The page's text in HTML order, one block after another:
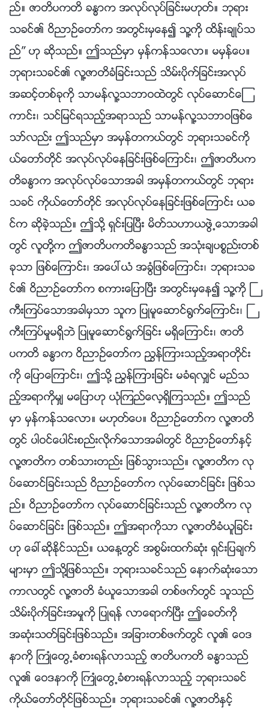
ည္။ ဇာတိပကတိ ခႏၶာက အလုပ္လုပ္ျခင္းမဟုတ္။ ဘုရား
သခင္၏ ဝိညာဥ္ေတာ္က အတြင္းမွေန၍ သူ႔ကို ထိန္းခ်ဳပ္သ
ည္” ဟု ဆိုသည္။ ဤသည္မွာ မွန္ကန္သေလာ။ မမွန္ေပ။
ဘုရားသခင္၏ လူ႔ဇာတိခံျခင္းသည္ သိမ္းပိုက္ျခင္းအလုပ္
အဆင့္တစ္ခုကို သာမန္လူ႔သဘာဝထဲတြင္ လုပ္ေဆာင္ေၾ
ကာင္း၊ သင္ျမင္ရသည့္အရာသည္ သာမန္လူ႔သဘာဝျဖစ္ေ
သာ္လည္း ဤသည္မွာ အမွန္တကယ္တြင္ ဘုရားသခင္ကို
ယ္ေတာ္တိုင္ အလုပ္လုပ္ေနျခင္းျဖစ္ေၾကာင္း၊ ဤဇာတိပက
တိခႏၶာက အလုပ္လုပ္ေသာအခါ အမွန္တကယ္တြင္ ဘုရား
သခင္ ကိုယ္ေတာ္တိုင္ အလုပ္လုပ္ေနျခင္းျဖစ္ေၾကာင္း ယခ
င္က ဆိုခဲ့သည္။ ဤသို႔ ရွင္းျပၿပီး မိတ္သဟာယဖြဲ႕ေသာအခါ
တြင္ လူတို႔က ဤဇာတိပကတိခႏၶာသည္ အသုံးခ်ပစၥည္းတစ္
ခုသာ ျဖစ္ေၾကာင္း၊ အေပၚယံ အခြံျဖစ္ေၾကာင္း၊ ဘုရားသခ
င္၏ ဝိညာဥ္ေတာ္က စကားေျပာၿပီး အတြင္းမွေန၍ သူ႔ကို ႀ
ကီးၾကပ္ေသာအခါမွသာ သူက ျပဳမူေဆာင္႐ြက္ေၾကာင္း၊ ႀ
ကီးၾကပ္မႈမရွိဘဲ ျပဳမူေဆာင္႐ြက္ျခင္း မရွိေၾကာင္း၊ ဇာတိ
ပကတိ ခႏၶာက ဝိညာဥ္ေတာ္က ၫႊန္ၾကားသည့္အရာတိုင္း
ကို ေျပာေၾကာင္း၊ ဤသို႔ ၫႊန္ၾကားျခင္း မခံရလွ်င္ မည္သ
ည့္အရာကိုမွ် မေျပာဟု ယုံၾကည္ေလ့ရွိၾကသည္။ ဤသည္
မွာ မွန္ကန္သေလာ။ မဟုတ္ေပ။ ဝိညာဥ္ေတာ္က လူ႔ဇာတိ
တြင္ ပါဝင္ေပါင္းစည္းလိုက္ေသာအခါတြင္ ဝိညာဥ္ေတာ္ႏွင့္
လူ႔ဇာတိက တစ္သားတည္း ျဖစ္သြားသည္။ လူ႔ဇာတိက လု
ပ္ေဆာင္ျခင္းသည္ ဝိညာဥ္ေတာ္က လုပ္ေဆာင္ျခင္း ျဖစ္သ
ည္။ ဝိညာဥ္ေတာ္က လုပ္ေဆာင္ျခင္းသည္ လူ႔ဇာတိက လု
ပ္ေဆာင္ျခင္း ျဖစ္သည္။ ဤအရာကိုသာ လူ႔ဇာတိခံယူျခင္း
ဟု ေခၚဆိုႏိုင္သည္။ ယေန႔တြင္ အစြမ္းထက္ဆုံး ရွင္းျပခ်က္
မ်ားမွာ ဤသို႔ျဖစ္သည္။ ဘုရားသခင္သည္ ေနာက္ဆုံးေသာ
ကာလတြင္ လူ႔ဇာတိ ခံယူေသာအခါ တစ္ဖက္တြင္ သူသည္
သိမ္းပိုက္ျခင္းအမႈကို ျပဳရန္ လာေရာက္ၿပီး ဤေခတ္ကို
အဆုံးသတ္ျခင္းျဖစ္သည္။ အျခားတစ္ဖက္တြင္ လူ၏ ေဝဒ
နာကို ႀကဳံေတြ႕ခံစားရန္လာသည့္ ဇာတိပကတိ ခႏၶာသည္
လူ၏ ေဝဒနာကို ႀကဳံေတြ႕ခံစားရန္လာသည့္ ဘုရားသခင္
ကိုယ္ေတာ္တိုင္ျဖစ္သည္။ ဘုရားသခင္၏ လူ႔ဇာတိႏွင့္